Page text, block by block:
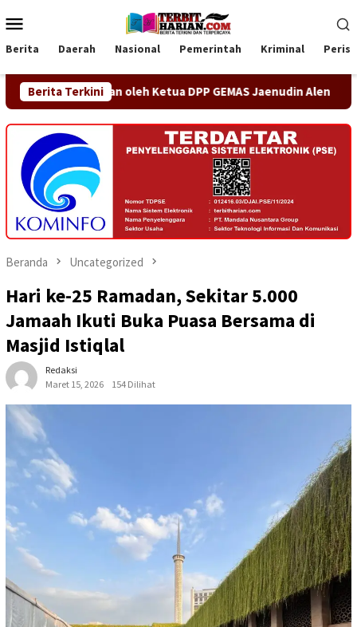
ke
kontenMobile
Berita Daerah Nasional Pemerintah Kriminal
Berita Terkini
oleh Ketua DPP GEMAS Jaenudin Alen OA PHIGMA
Beranda Uncategorized
Hari ke-25 Ramadan, Sekitar 5.000
Jamaah Ikuti Buka Puasa Bersama di
Masjid Istiqlal
Redaksi
Maret 15, 2026
154 Dilihat